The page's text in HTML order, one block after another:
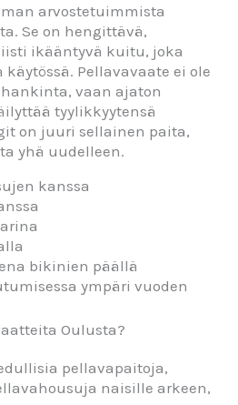
arvostetuimmista
Se on hengittävä,
ikääntyvä kuitu, joka
Pellavavaate ei ole
vaan ajaton
tyylikkyytensä
on juuri sellainen paita,
yhä uudelleen.
kanssa
bikinien päällä
ympäri vuoden
Oulusta?
pellavapaitoja,
naisille arkeen,